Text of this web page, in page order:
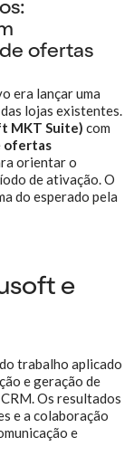
ofertas
era lançar uma
lojas existentes.
MKT Suite) com
ofertas
orientar o
de ativação. O
do esperado pela
e
trabalho aplicado
e geração de
Os resultados
e a colaboração
e